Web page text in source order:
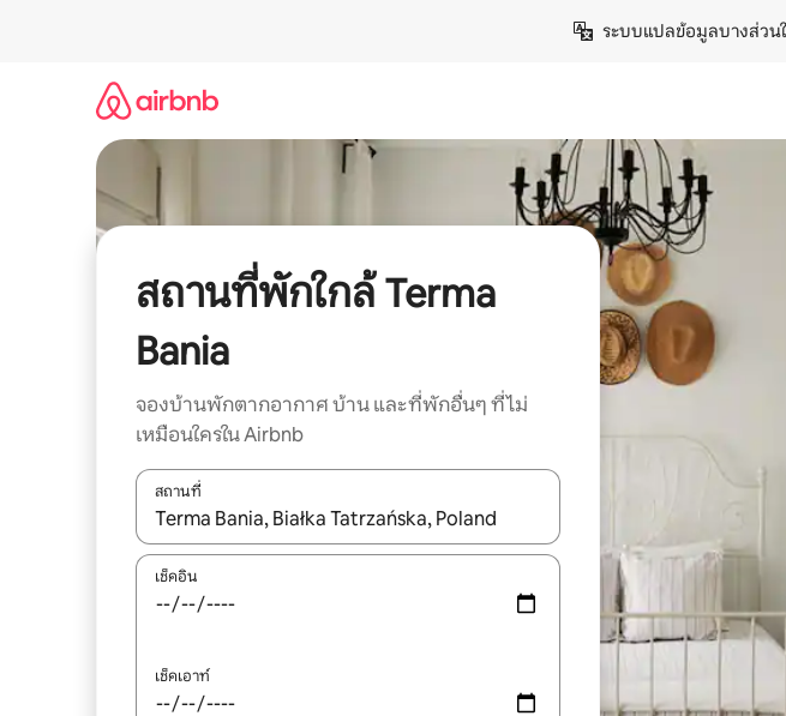
ระบบแปลข้อมูลบางส่วน
สถานที่พักใกล้ Terma
Bania
จองบ้านพักตากอากาศ บ้าน และที่พักอื่นๆ ที่ไม่
เหมือนใครใน Airbnb
สถานที่
ใช้ลูกศรขึ้นลง หรือใช้การสัมผัสหรือปัด เพื่อสำรวจผลการค้นหา
เช็คอิน
เช็คเอาท์